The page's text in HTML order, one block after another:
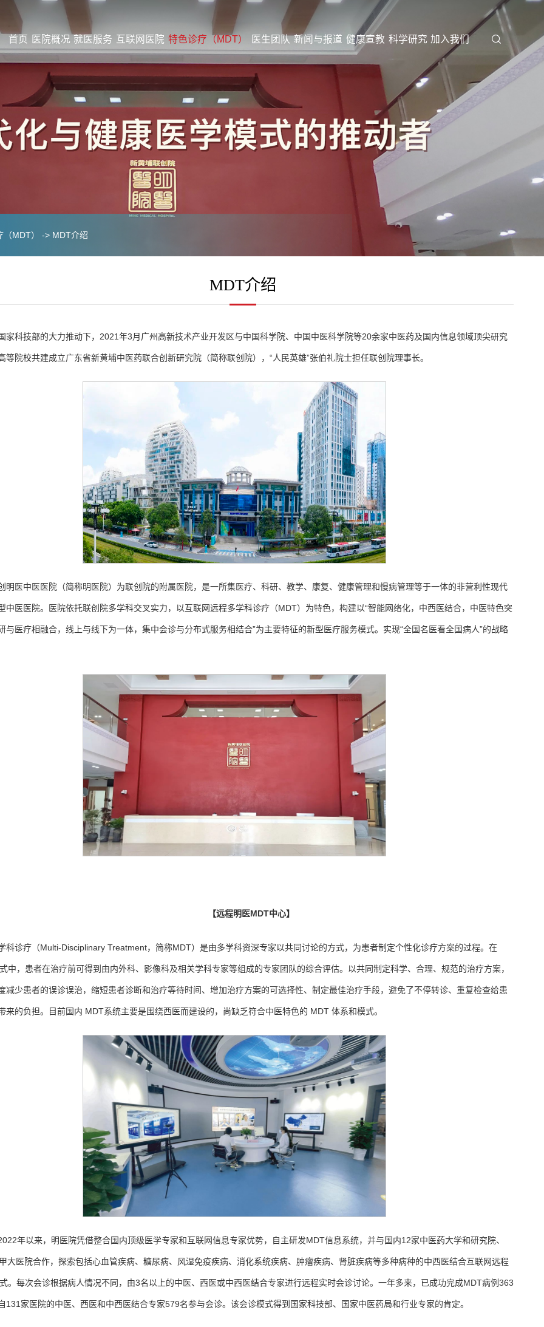
首页 医院概况 就医服务 互联网医院 特色诊疗（MDT） 医生团队 新闻与报道 健康宣教 科学研究 加入我们
MDT） -> MDT介绍
MDT介绍
家科技部的大力推动下，2021年3月广州高新技术产业开发区与中国科学院、中国中医科学院等20余家中医药及国内信息领域顶尖研究
等院校共建成立广东省新黄埔中医药联合创新研究院（简称联创院），“人民英雄”张伯礼院士担任联创院理事长。
明医中医医院（简称明医院）为联创院的附属医院，是一所集医疗、科研、教学、康复、健康管理和慢病管理等于一体的非营利性现代
中医医院。医院依托联创院多学科交叉实力，以互联网远程多学科诊疗（MDT）为特色，构建以“智能网络化，中西医结合，中医特色突
与医疗相融合，线上与线下为一体，集中会诊与分布式服务相结合”为主要特征的新型医疗服务模式。实现“全国名医看全国病人”的战略
【远程明医MDT中心】
科诊疗（Multi-Disciplinary Treatment，简称MDT）是由多学科资深专家以共同讨论的方式，为患者制定个性化诊疗方案的过程。在
中，患者在治疗前可得到由内外科、影像科及相关学科专家等组成的专家团队的综合评估。以共同制定科学、合理、规范的治疗方案，
减少患者的误诊误治，缩短患者诊断和治疗等待时间、增加治疗方案的可选择性、制定最佳治疗手段，避免了不停转诊、重复检查给患
来的负担。目前国内 MDT系统主要是围绕西医而建设的，尚缺乏符合中医特色的 MDT 体系和模式。
年以来，明医院凭借整合国内顶级医学专家和互联网信息专家优势，自主研发MDT信息系统，并与国内12家中医药大学和研究院、
大医院合作，探索包括心血管疾病、糖尿病、风湿免疫疾病、消化系统疾病、肿瘤疾病、肾脏疾病等多种病种的中西医结合互联网远程
。每次会诊根据病人情况不同，由3名以上的中医、西医或中西医结合专家进行远程实时会诊讨论。一年多来，已成功完成MDT病例363
131家医院的中医、西医和中西医结合专家579名参与会诊。该会诊模式得到国家科技部、国家中医药局和行业专家的肯定。